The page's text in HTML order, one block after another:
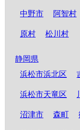
中野市 阿智村
原村 松川村
静岡県
浜松市浜北区
浜松市天竜区
沼津市 森町